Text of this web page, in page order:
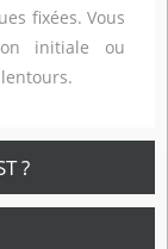
fixées. Vous
initiale ou
?